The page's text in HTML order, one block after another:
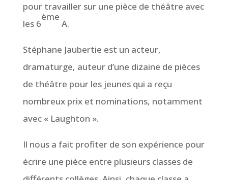
pour travailler sur une pièce de théâtre avec
les 6
ème
A.
Stéphane Jaubertie est un acteur,
dramaturge, auteur d’une dizaine de pièces
de théâtre pour les jeunes qui a reçu
nombreux prix et nominations, notamment
avec « Laughton ».
Il nous a fait profiter de son expérience pour
écrire une pièce entre plusieurs classes de